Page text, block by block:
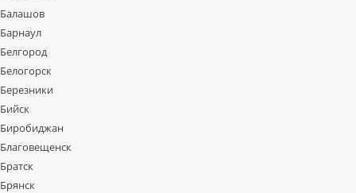
Балашов
Барнаул
Белгород
Белогорск
Березники
Бийск
Биробиджан
Благовещенск
Братск
Брянск